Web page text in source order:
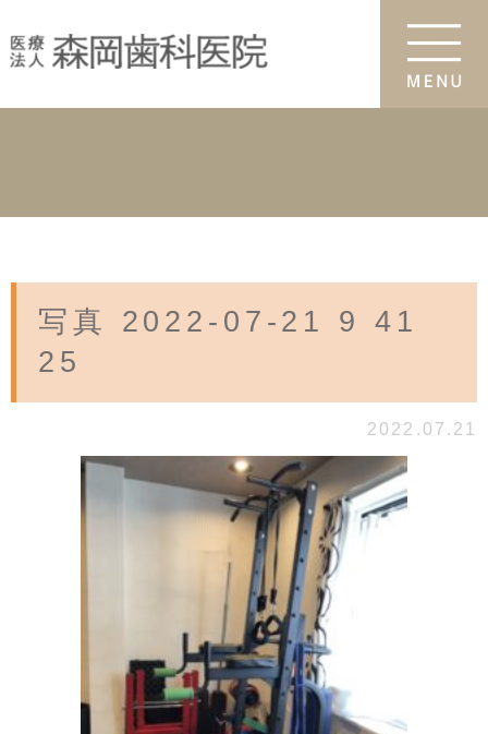
写真 2022-07-21 9 41
25
2022.07.21